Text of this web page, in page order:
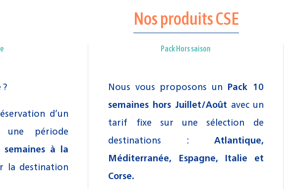
Nos produits CSE
?
d’un
une période
semaines à la
la destination
Pack Hors saison
Nous vous proposons un
Pack 10
semaines hors Juillet/Août avec un
tarif fixe sur une sélection de
destinations : Atlantique,
Méditerranée, Espagne, Italie et
Corse.